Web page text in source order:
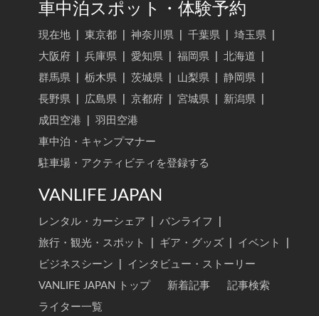
車中泊スポット・体験予約
現在地 東京都 神奈川県 千葉県 埼玉県
大阪府
兵庫県 愛知県 福岡県 北海道
群馬県
栃木県 茨城県 山梨県 静岡県
長野県
広島県 京都府 宮城県 新潟県
成田空港
羽田空港
車中泊・キャンプマナー
駐車場・アクティビティを登録する
VANLIFE JAPAN
レンタル・カーシェア バンライフ
旅行・観光・スポット
ギア・グッズ イベント
ビジネスシーン
インタビュー・ストーリー
VANLIFE JAPAN トップ
新着記事
記事検索
ライター一覧